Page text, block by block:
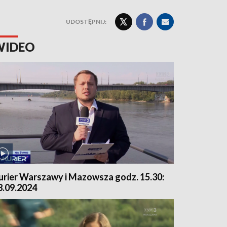
UDOSTĘPNIJ:
Warszawy i Mazowsza godz. 15.30: